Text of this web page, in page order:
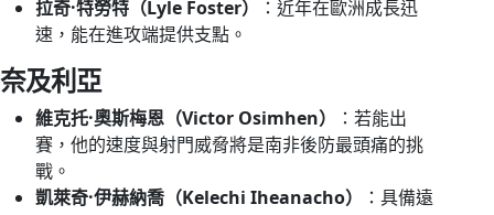
拉奇·特勞特（Lyle Foster）
：近年在歐洲成長迅
速，能在進攻端提供支點。
奈及利亞
維克托·奧斯梅恩（Victor Osimhen）
：若能出
賽，他的速度與射門威脅將是南非後防最頭痛的挑
戰。
凱萊奇·伊赫納喬（Kelechi Iheanacho）
：具備遠